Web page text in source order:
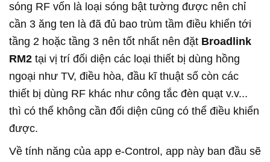
sóng RF vốn là loại sóng bật tường được nên chỉ
cần 3 ăng ten là đã đủ bao trùm tầm điều khiển tới
tầng 2 hoặc tầng 3 nên tốt nhất nên đặt Broadlink
RM2 tại vị trí đối diện các loại thiết bị dùng hồng
ngoại như TV, điều hòa, đầu kĩ thuật số còn các
thiết bị dùng RF khác như công tắc đèn quạt v.v...
thì có thể không cần đối diện cũng có thể điều khiển
được.
Về tính năng của app e-Control, app này ban đầu sẽ